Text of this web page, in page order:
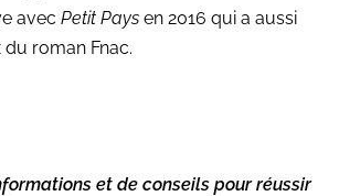
avec Petit Pays en 2016 qui a aussi
roman Fnac.
et de conseils pour réussir